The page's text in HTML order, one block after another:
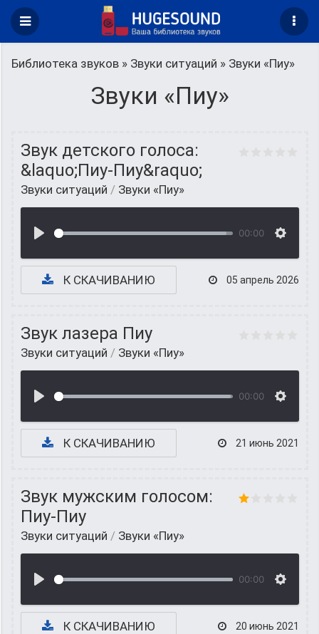
Библиотека звуков » Звуки ситуаций » Звуки «Пиу»
Звуки «Пиу»
Звук детского голоса:
&laquo;Пиу-Пиу&raquo;
Звуки ситуаций / Звуки «Пиу»
00:00
К СКАЧИВАНИЮ 05 апрель 2026
Звук лазера Пиу
Звуки ситуаций / Звуки «Пиу»
00:00
К СКАЧИВАНИЮ 21 июнь 2021
Звук мужским голосом:
Пиу-Пиу
Звуки ситуаций / Звуки «Пиу»
00:00
К СКАЧИВАНИЮ 20 июнь 2021